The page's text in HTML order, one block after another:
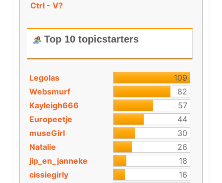
Ctrl - V?
Top 10 topicstarters
Legolas
109
Websmurf
82
Kayleigh666
57
Europeetje
44
museGirl
30
Natalie
26
jip_en_janneke
18
cissiegirly
16